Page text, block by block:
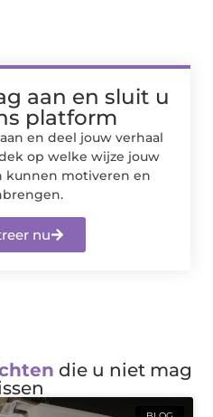
aan en sluit u
platform
en deel jouw verhaal
op welke wijze jouw
kunnen motiveren en
nu
die u niet mag